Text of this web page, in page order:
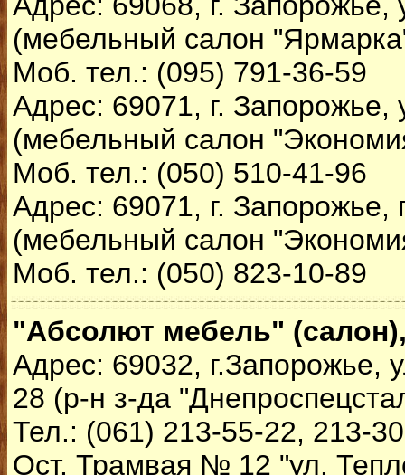
(мебельный салон
Моб. тел.: (095) 791-36-59
Адрес: 69071, г. Запорожье,
(мебельный салон
Моб. тел.: (050) 510-41-96
Адрес: 69071, г.
(мебельный салон
Моб. тел.: (050) 823-10-89
"Абсолют мебель"
Адрес: 69032, г.Запорожье,
28 (р-н з-да
Тел.: (061) 213-55-22, 213-
Ост. Трамвая № 12 "ул.